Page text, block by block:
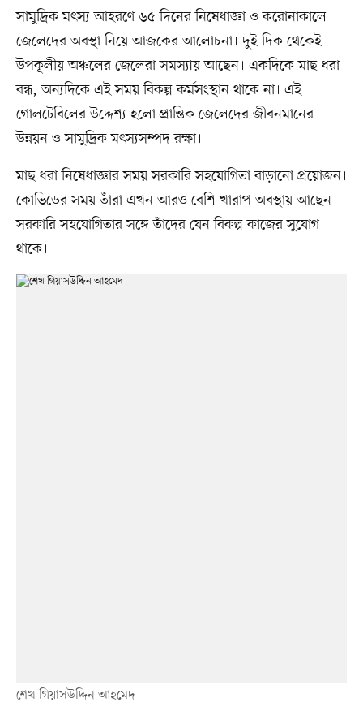
সামুদ্রিক মৎস্য আহরণে ৬৫ দিনের নিষেধাজ্ঞা ও করোনাকালে
জেলেদের অবস্থা নিয়ে আজকের আলোচনা। দুই দিক থেকেই
উপকূলীয় অঞ্চলের জেলেরা সমস্যায় আছেন। একদিকে মাছ ধরা
বন্ধ, অন্যদিকে এই সময় বিকল্প কর্মসংস্থান থাকে না। এই
গোলটেবিলের উদ্দেশ্য হলো প্রান্তিক জেলেদের জীবনমানের
উন্নয়ন ও সামুদ্রিক মৎস্যসম্পদ রক্ষা।
মাছ ধরা নিষেধাজ্ঞার সময় সরকারি সহযোগিতা বাড়ানো প্রয়োজন।
কোভিডের সময় তাঁরা এখন আরও বেশি খারাপ অবস্থায় আছেন।
সরকারি সহযোগিতার সঙ্গে তাঁদের যেন বিকল্প কাজের সুযোগ
থাকে।
শেখ গিয়াসউদ্দিন আহমেদ